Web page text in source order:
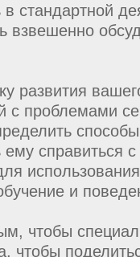
в стандартной
взвешенно
развития
с проблемами
справиться
и
чтобы
чтобы